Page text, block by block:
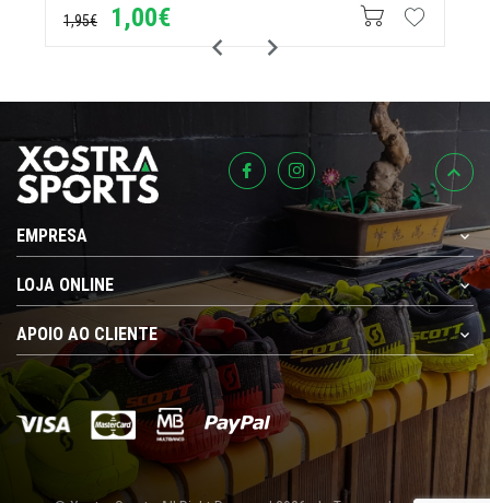
1,95€ 1,00€
EMPRESA
LOJA ONLINE
APOIO AO CLIENTE